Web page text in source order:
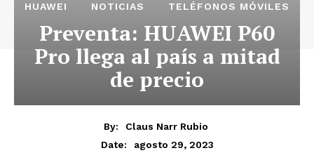
HUAWEI NOTICIAS TELÉFONOS MÓVILES
Preventa: HUAWEI P60
Pro llega al país a mitad
de precio
By:
Claus Narr Rubio
Date:
agosto 29, 2023